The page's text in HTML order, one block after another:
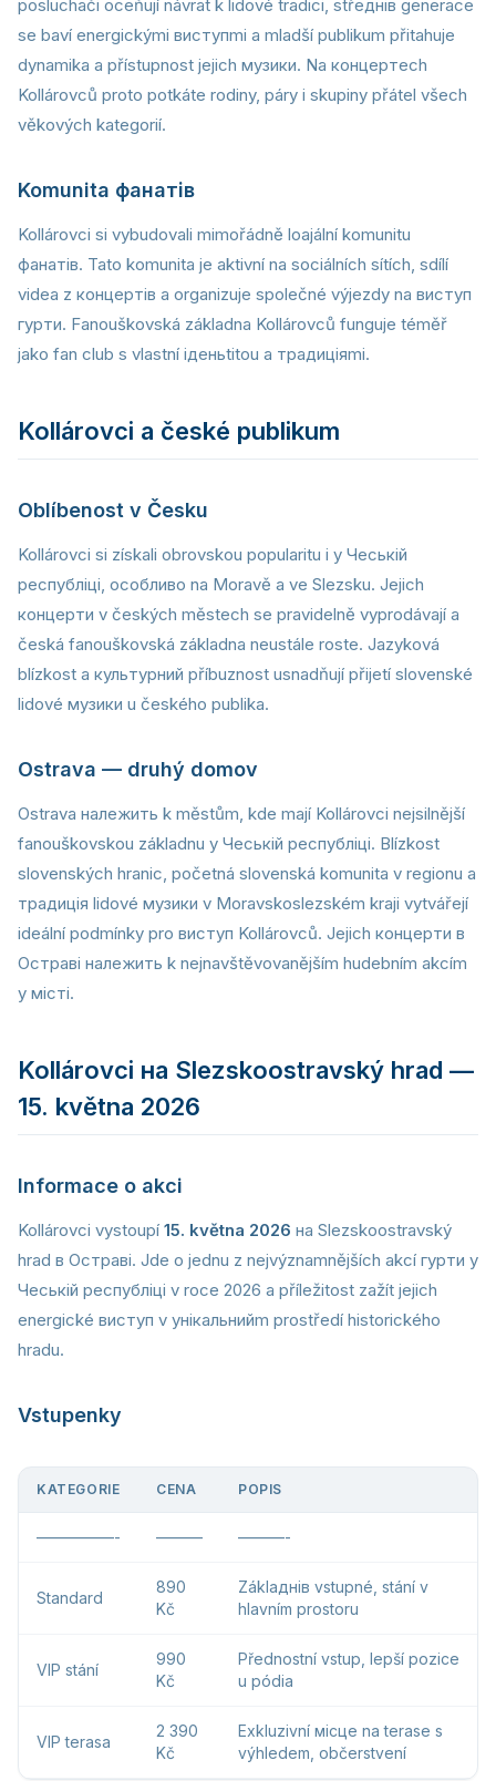
posluchači oceňují návrat k lidové tradici, střeднів generace
se baví energickými виступmi a mladší publikum přitahuje
dynamika a přístupnost jejich музики. Na концертech
Kollárovců proto potkáte rodiny, páry i skupiny přátel všech
věkových kategorií.
Komunita фанатів
Kollárovci si vybudovali mimořádně loajální komunitu
фанатів. Tato komunita je aktivní na sociálních sítích, sdílí
videa z концертів a organizuje společné výjezdy na виступ
гурти. Fanouškovská základna Kollárovců funguje téměř
jako fan club s vlastní iденьtitou a традиціяmi.
Kollárovci a české publikum
Oblíbenost v Česku
Kollárovci si získali obrovskou popularitu i у Чеській
республіці, особливо na Moravě a ve Slezsku. Jejich
концерти v českých městech se pravidelně vyprodávají a
česká fanouškovská základna neustále roste. Jazyková
blízkost a культурний příbuznost usnadňují přijetí slovenské
lidové музики u českého publika.
Ostrava — druhý domov
Ostrava належить k městům, kde mají Kollárovci nejsilnější
fanouškovskou základnu у Чеській республіці. Blízkost
slovenských hranic, početná slovenská komunita v regionu a
традиція lidové музики v Moravskoslezském kraji vytvářejí
ideální podmínky pro виступ Kollárovců. Jejich концерти в
Остраві належить k nejnavštěvovanějším hudebním akcím
у місті.
Kollárovci на Slezskoostravský hrad —
15. května 2026
Informace o akci
Kollárovci vystoupí 15. května 2026 на Slezskoostravský
hrad в Остраві. Jde o jednu z nejvýznamnějších akcí гурти у
Чеській республіці v roce 2026 a příležitost zažít jejich
energické виступ v унікальнийm prostředí historického
hradu.
Vstupenky
KATEGORIE CENA POPIS
—————- ——— ———-
Standard
890
Kč
Záklaднів vstupné, stání v
hlavním prostoru
VIP stání
990
Kč
Přednostní vstup, lepší pozice
u pódia
VIP terasa
2 390
Kč
Exkluzivní місце na terase s
výhledem, občerstvení